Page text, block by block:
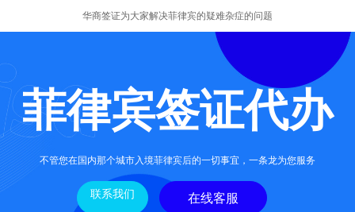
华商签证为大家解决菲律宾的疑难杂症的问题
菲律宾签证代办
不管您在国内那个城市入境菲律宾后的一切事宜，一条龙为您服务
联系我们 在线客服